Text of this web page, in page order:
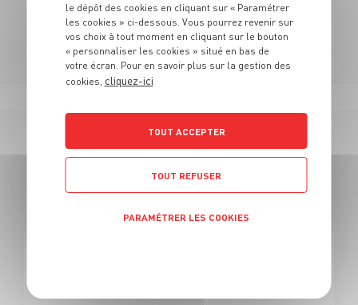
167 OFFRES
EN BOUCHER
le dépôt des cookies en cliquant sur « Paramétrer
les cookies » ci-dessous. Vous pourrez revenir sur
vos choix à tout moment en cliquant sur le bouton
« personnaliser les cookies » situé en bas de
votre écran. Pour en savoir plus sur la gestion des
cookies, cliquez-ici
TOUT ACCEPTER
TOUT REFUSER
PARAMÉTRER LES COOKIES